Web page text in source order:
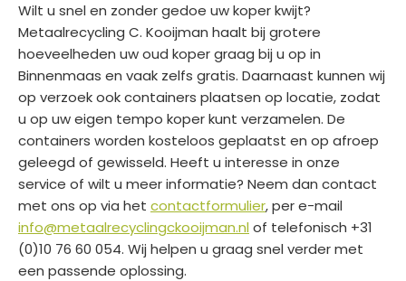
Wilt u snel en zonder gedoe uw koper kwijt?
Metaalrecycling C. Kooijman haalt bij grotere
hoeveelheden uw oud koper graag bij u op in
Binnenmaas en vaak zelfs gratis. Daarnaast kunnen wij
op verzoek ook containers plaatsen op locatie, zodat
u op uw eigen tempo koper kunt verzamelen. De
containers worden kosteloos geplaatst en op afroep
geleegd of gewisseld. Heeft u interesse in onze
service of wilt u meer informatie? Neem dan contact
met ons op via het contactformulier, per e-mail
info@metaalrecyclingckooijman.nl of telefonisch +31
(0)10 76 60 054. Wij helpen u graag snel verder met
een passende oplossing.